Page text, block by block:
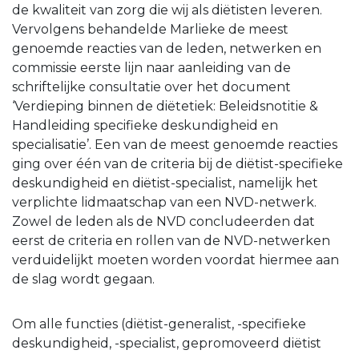
de kwaliteit van zorg die wij als diëtisten leveren.
Vervolgens behandelde Marlieke de meest
genoemde reacties van de leden, netwerken en
commissie eerste lijn naar aanleiding van de
schriftelijke consultatie over het document
‘Verdieping binnen de diëtetiek: Beleidsnotitie &
Handleiding specifieke deskundigheid en
specialisatie’. Een van de meest genoemde reacties
ging over één van de criteria bij de diëtist-specifieke
deskundigheid en diëtist-specialist, namelijk het
verplichte lidmaatschap van een NVD-netwerk.
Zowel de leden als de NVD concludeerden dat
eerst de criteria en rollen van de NVD-netwerken
verduidelijkt moeten worden voordat hiermee aan
de slag wordt gegaan.
Om alle functies (diëtist-generalist, -specifieke
deskundigheid, -specialist, gepromoveerd diëtist